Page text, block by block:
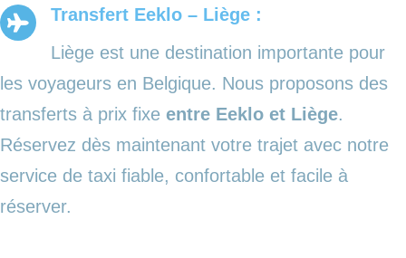
Transfert Eeklo – Liège :
Liège est une destination importante pour
les voyageurs en Belgique. Nous proposons des
transferts à prix fixe entre Eeklo et Liège.
Réservez dès maintenant votre trajet avec notre
service de taxi fiable, confortable et facile à
réserver.